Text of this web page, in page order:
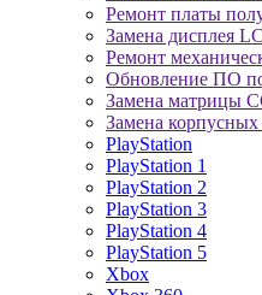
Ремонт платы
Замена дисплея
Ремонт
Обновление ПО
Замена матрицы
Замена
PlayStation
PlayStation 1
PlayStation 2
PlayStation 3
PlayStation 4
PlayStation 5
Xbox